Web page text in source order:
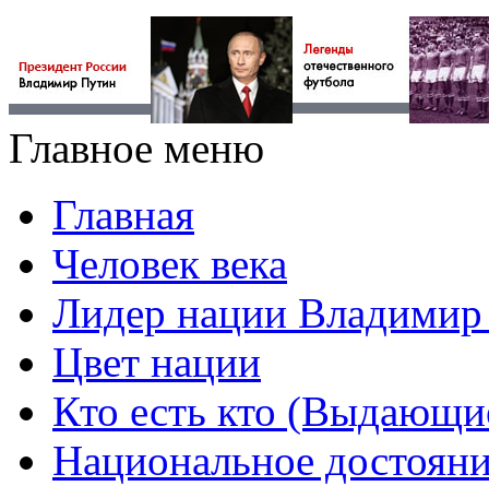
Главное меню
Главная
Человек века
Лидер нации
Цвет нации
Кто есть кто
Национальное